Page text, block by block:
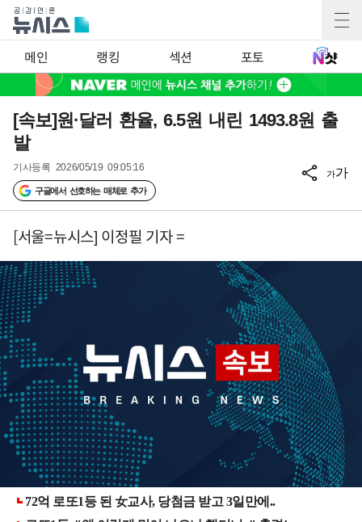
메인 랭킹 섹션 포토
[속보]원·달러 환율, 6.5원 내린 1493.8원 출
발
기사등록 2026/05/19 09:05:16
구글에서 선호하는 매체로 추가
가가
[서울=뉴시스] 이정필 기자 =